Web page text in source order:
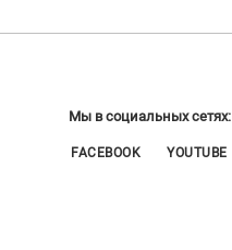
Мы в социальных сетях:
FACEBOOK YOUTUBE